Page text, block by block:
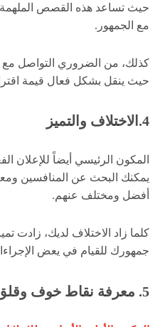
حيث تساعد هذه القصص الملهمة
مع الجمهور.
كذلك، من الضروري التواصل مع
حيث ينقل بشكل فعال قيمة
4.الاختلاف والتميز
المكون الرئيسي أيضاً للإعلان
يمكنك البحث عن المنافسين
أفضل ومختلف عنهم.
كلما زاد الاختلاف لديك، زادت
جمهورك للقيام في يعض
5. معرفة نقاط خوف وقلق جمهورك ومعالجتها